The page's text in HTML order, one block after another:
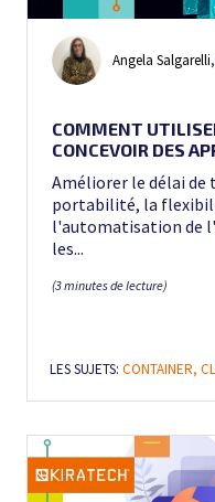
Angela Salgarelli,
COMMENT
CONCEVOIR DES
Améliorer le délai
portabilité, la
l'automatisation de
les...
(3 minutes de lecture)
LES SUJETS: CONTAINER,